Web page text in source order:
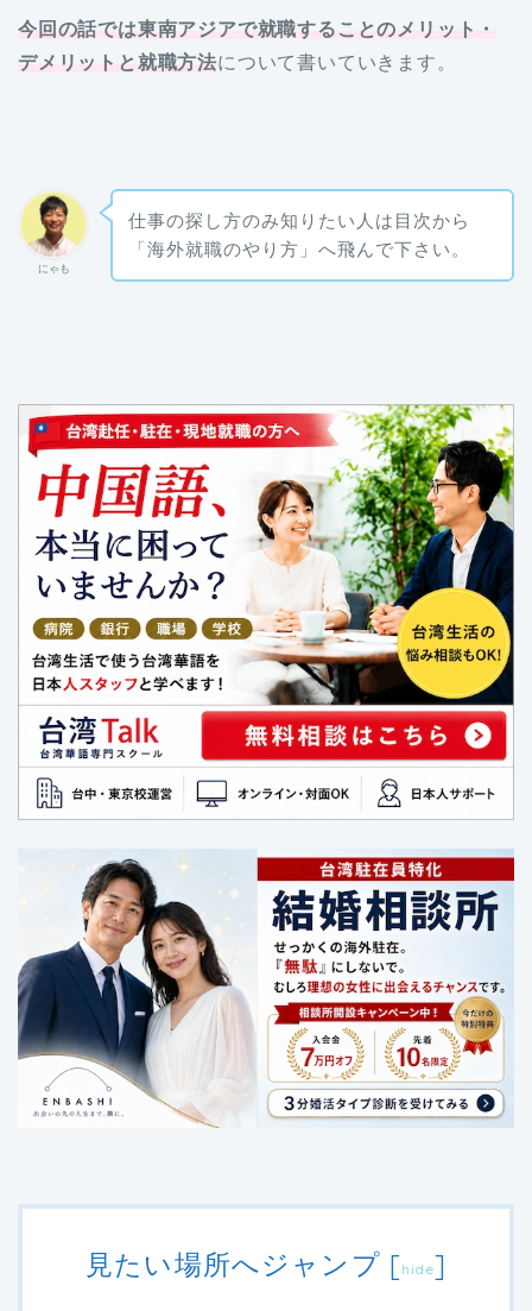
今回の話では東南アジアで就職することのメリット・
デメリットと就職方法について書いていきます。
にゃも
仕事の探し方のみ知りたい人は目次から
「海外就職のやり方」へ飛んで下さい。
見たい場所へジャンプ [hide]